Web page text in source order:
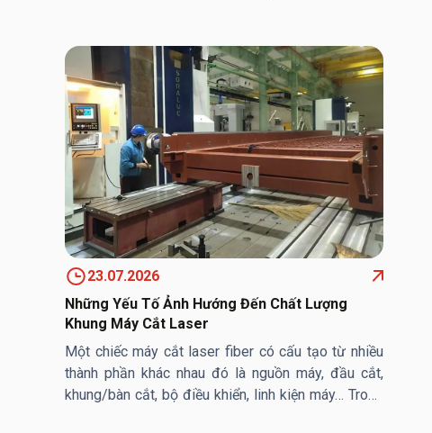
đúng kỹ thuật
30.07.2026
SO SÁNH CẮT LASER XẢ CUỘN VỚI
PHƯƠNG PHÁP CẮT LASER THÔNG
THƯỜNG
27.07.2026
23.07.2026
Những Yếu Tố Ảnh Hướng Đến Chất Lượng
Khung Máy Cắt Laser
Một chiếc máy cắt laser fiber có cấu tạo từ nhiều
thành phần khác nhau đó là nguồn máy, đầu cắt,
khung/bàn cắt, bộ điều khiển, linh kiện máy… Trong